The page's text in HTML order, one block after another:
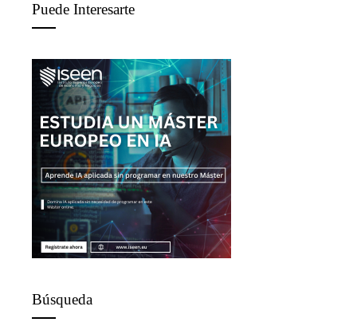
Puede Interesarte
Búsqueda